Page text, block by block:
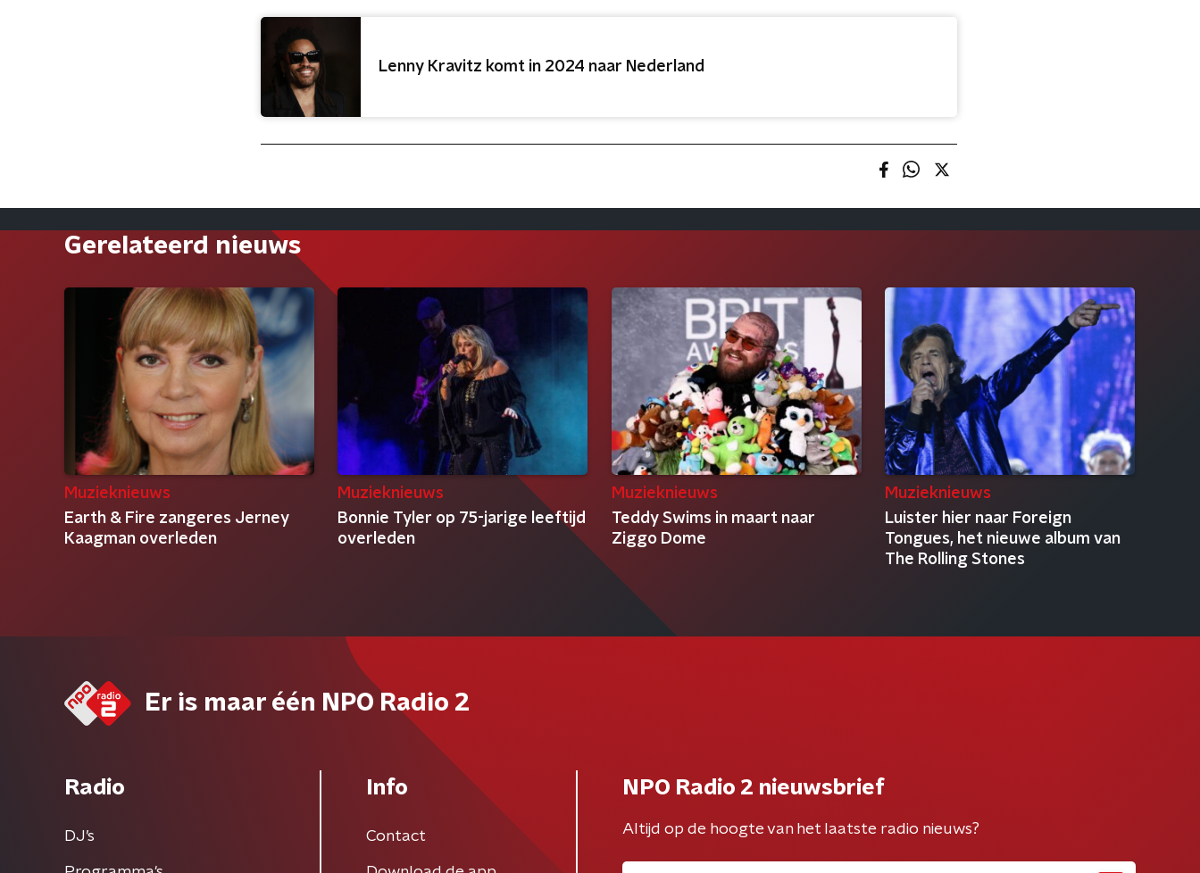
Lenny Kravitz komt in 2024 naar Nederland
Gerelateerd nieuws
Muzieknieuws
Earth & Fire zangeres Jerney
Kaagman overleden
Muzieknieuws
Bonnie Tyler op 75-jarige leeftijd
overleden
Muzieknieuws
Teddy Swims in maart naar
Ziggo Dome
Muzieknieuws
Luister hier naar Foreign
Tongues, het nieuwe album van
The Rolling Stones
Er is maar één NPO Radio 2
Radio
DJ’s
Info
Contact
NPO Radio 2 nieuwsbrief
Altijd op de hoogte van het laatste radio nieuws?